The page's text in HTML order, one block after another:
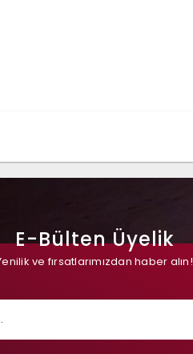
E-Bülten Üyelik
ve fırsatlarımızdan haber alın!